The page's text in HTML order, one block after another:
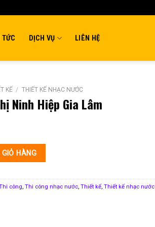
TỨC DỊCH VỤ LIÊN HỆ
KẾ / THIẾT KẾ NHẠC NƯỚC
Ninh Hiệp Gia Lâm
Lâm số lượng
HÀNG
công,Thi công nhạc nước,Thiết kế,Thiết kế nhạc nước